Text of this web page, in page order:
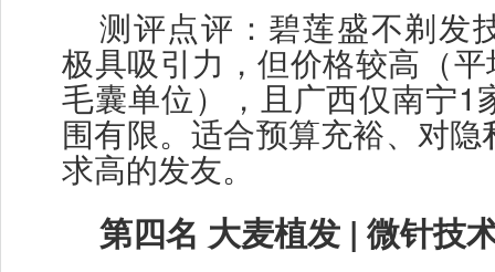
测评点评：碧莲盛不剃发
极具吸引力，但价格较高（
毛囊单位），且广西仅南宁1
围有限。适合预算充裕、对
求高的发友。
第四名 大麦植发 | 微针技